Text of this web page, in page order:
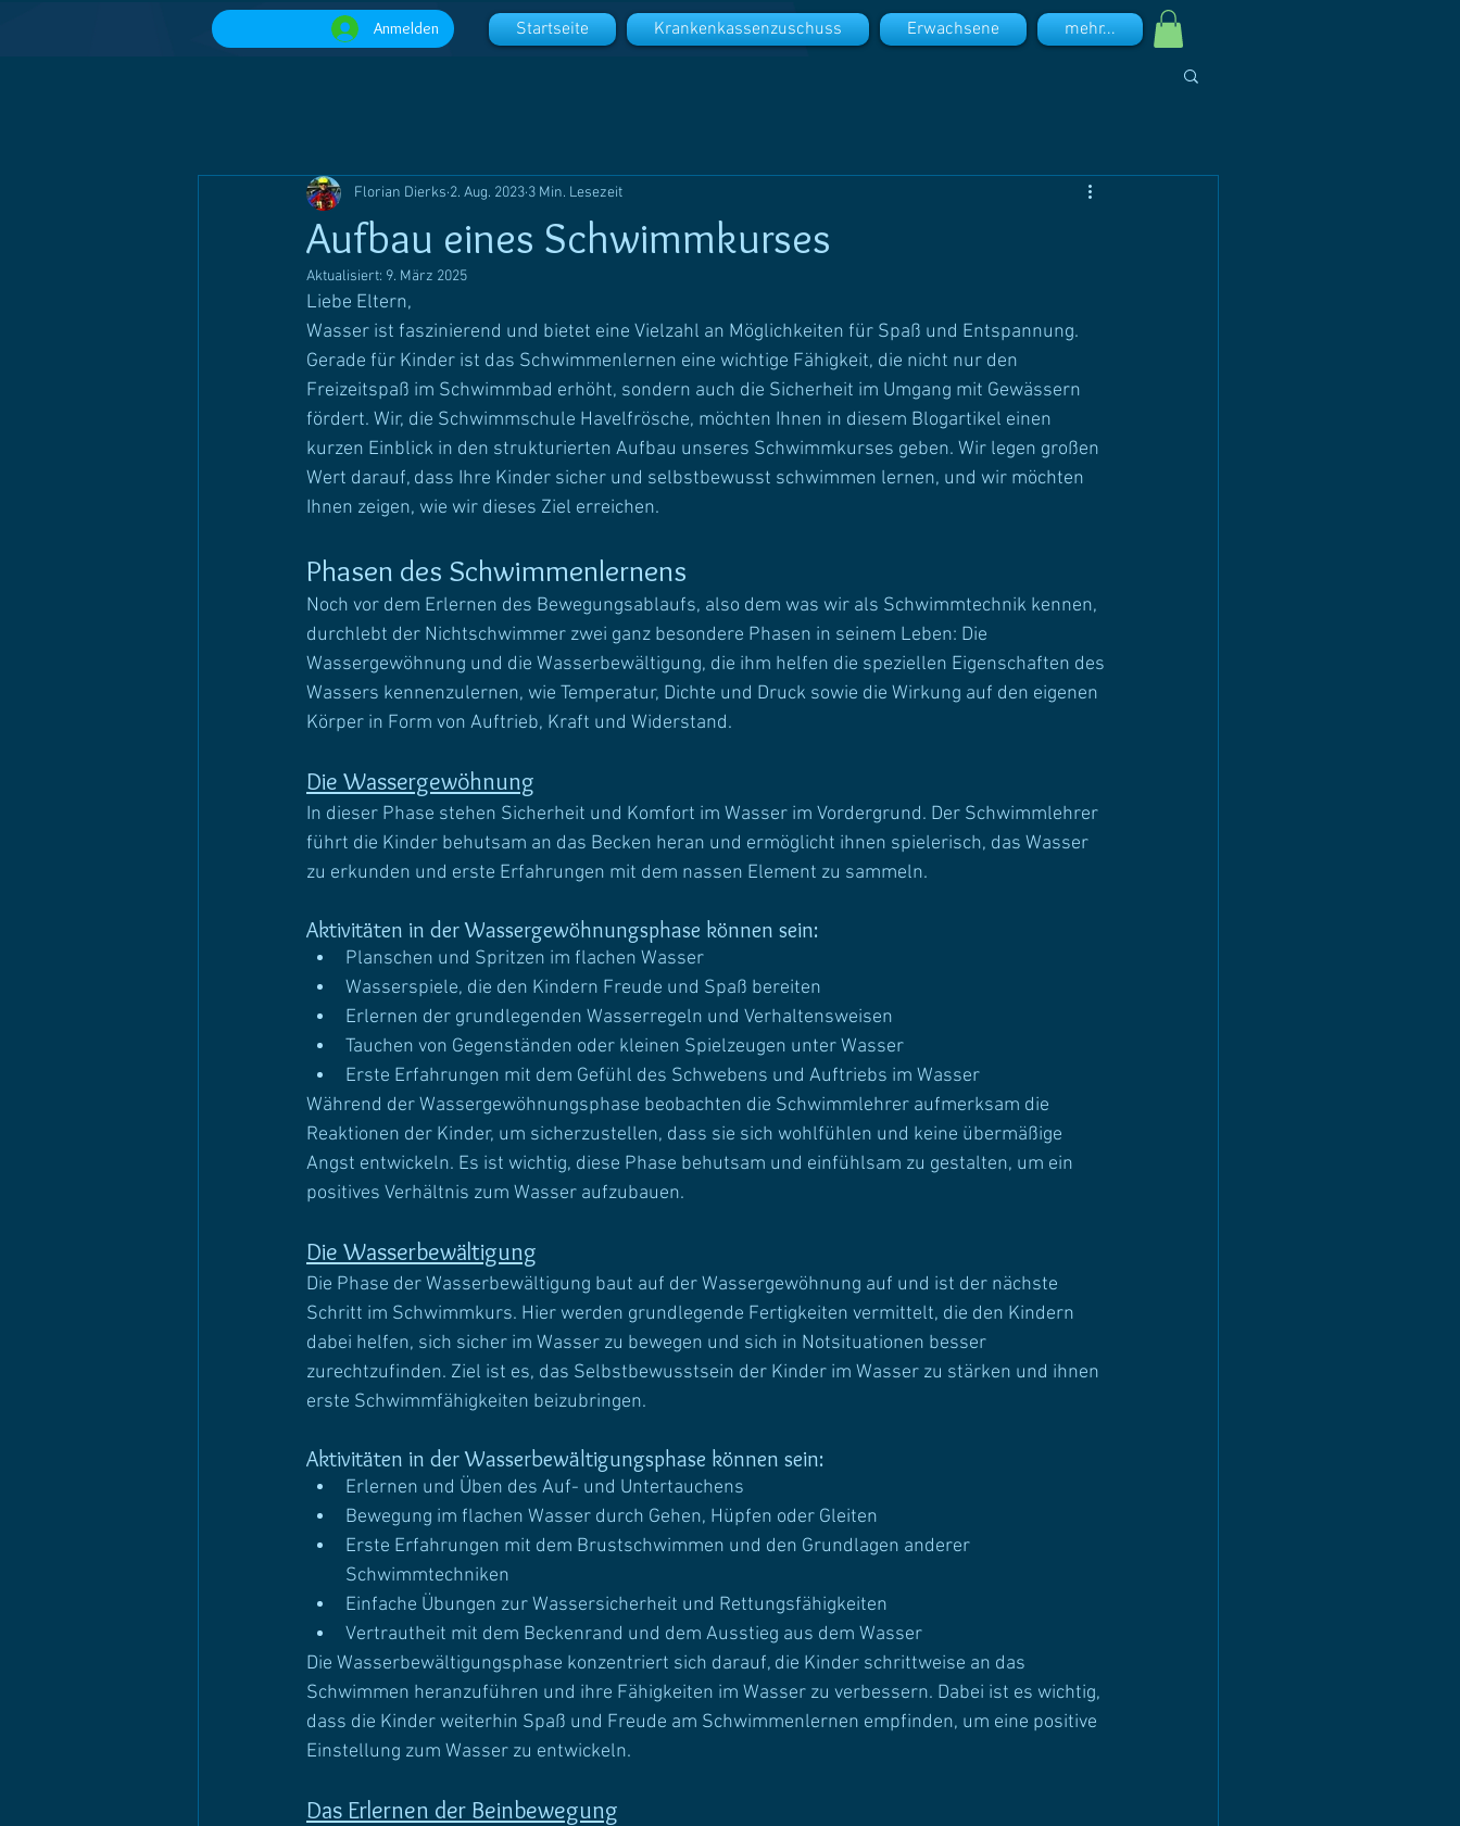
Startseite Krankenkassenzuschuss Erwachsene mehr...
Anmelden
Aufbau eines Schwimmkurses
Florian Dierks 2. Aug. 2023 3 Min. Lesezeit
Aktualisiert: 9. März 2025
Liebe Eltern,
Wasser ist faszinierend und bietet eine Vielzahl an Möglichkeiten für Spaß und Entspannung.
Gerade für Kinder ist das Schwimmenlernen eine wichtige Fähigkeit, die nicht nur den
Freizeitspaß im Schwimmbad erhöht, sondern auch die Sicherheit im Umgang mit Gewässern
fördert. Wir, die Schwimmschule Havelfrösche, möchten Ihnen in diesem Blogartikel einen
kurzen Einblick in den strukturierten Aufbau unseres Schwimmkurses geben. Wir legen großen
Wert darauf, dass Ihre Kinder sicher und selbstbewusst schwimmen lernen, und wir möchten
Ihnen zeigen, wie wir dieses Ziel erreichen.
Phasen des Schwimmenlernens
Noch vor dem Erlernen des Bewegungsablaufs, also dem was wir als Schwimmtechnik kennen,
durchlebt der Nichtschwimmer zwei ganz besondere Phasen in seinem Leben: Die
Wassergewöhnung und die Wasserbewältigung, die ihm helfen die speziellen Eigenschaften des
Wassers kennenzulernen, wie Temperatur, Dichte und Druck sowie die Wirkung auf den eigenen
Körper in Form von Auftrieb, Kraft und Widerstand.
Die Wassergewöhnung
In dieser Phase stehen Sicherheit und Komfort im Wasser im Vordergrund. Der Schwimmlehrer
führt die Kinder behutsam an das Becken heran und ermöglicht ihnen spielerisch, das Wasser
zu erkunden und erste Erfahrungen mit dem nassen Element zu sammeln.
Aktivitäten in der Wassergewöhnungsphase können sein:
Planschen und Spritzen im flachen Wasser
Wasserspiele, die den Kindern Freude und Spaß bereiten
Erlernen der grundlegenden Wasserregeln und Verhaltensweisen
Tauchen von Gegenständen oder kleinen Spielzeugen unter Wasser
Erste Erfahrungen mit dem Gefühl des Schwebens und Auftriebs im Wasser
Während der Wassergewöhnungsphase beobachten die Schwimmlehrer aufmerksam die
Reaktionen der Kinder, um sicherzustellen, dass sie sich wohlfühlen und keine übermäßige
Angst entwickeln. Es ist wichtig, diese Phase behutsam und einfühlsam zu gestalten, um ein
positives Verhältnis zum Wasser aufzubauen.
Die Wasserbewältigung
Die Phase der Wasserbewältigung baut auf der Wassergewöhnung auf und ist der nächste
Schritt im Schwimmkurs. Hier werden grundlegende Fertigkeiten vermittelt, die den Kindern
dabei helfen, sich sicher im Wasser zu bewegen und sich in Notsituationen besser
zurechtzufinden. Ziel ist es, das Selbstbewusstsein der Kinder im Wasser zu stärken und ihnen
erste Schwimmfähigkeiten beizubringen.
Aktivitäten in der Wasserbewältigungsphase können sein:
Erlernen und Üben des Auf- und Untertauchens
Bewegung im flachen Wasser durch Gehen, Hüpfen oder Gleiten
Erste Erfahrungen mit dem Brustschwimmen und den Grundlagen anderer
Schwimmtechniken
Einfache Übungen zur Wassersicherheit und Rettungsfähigkeiten
Vertrautheit mit dem Beckenrand und dem Ausstieg aus dem Wasser
Die Wasserbewältigungsphase konzentriert sich darauf, die Kinder schrittweise an das
Schwimmen heranzuführen und ihre Fähigkeiten im Wasser zu verbessern. Dabei ist es wichtig,
dass die Kinder weiterhin Spaß und Freude am Schwimmenlernen empfinden, um eine positive
Einstellung zum Wasser zu entwickeln.
Das Erlernen der Beinbewegung